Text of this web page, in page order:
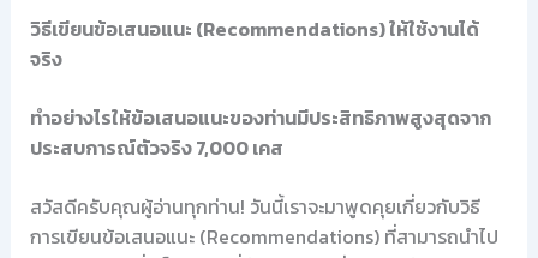
วิธีเขียนข้อเสนอแนะ (Recommendations) ให้ใช้งานได้
จริง
ทำอย่างไรให้ข้อเสนอแนะของท่านมีประสิทธิภาพสูงสุดจาก
ประสบการณ์ตัวจริง 7,000 เคส
สวัสดีครับคุณผู้อ่านทุกท่าน! วันนี้เราจะมาพูดคุยเกี่ยวกับวิธี
การเขียนข้อเสนอแนะ (Recommendations) ที่สามารถนำไป